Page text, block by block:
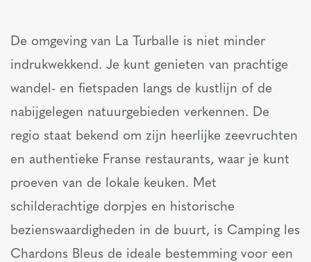
De omgeving van La Turballe is niet minder
indrukwekkend. Je kunt genieten van prachtige
wandel- en fietspaden langs de kustlijn of de
nabijgelegen natuurgebieden verkennen. De
regio staat bekend om zijn heerlijke zeevruchten
en authentieke Franse restaurants, waar je kunt
proeven van de lokale keuken. Met
schilderachtige dorpjes en historische
bezienswaardigheden in de buurt, is Camping les
Chardons Bleus de ideale bestemming voor een